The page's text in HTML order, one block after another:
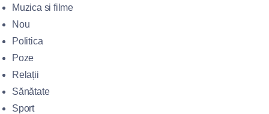
Muzica si filme
Nou
Politica
Poze
Relații
Sănătate
Sport